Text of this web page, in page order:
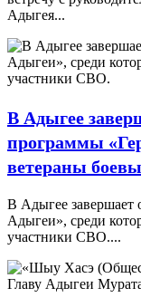
Адыгея...
В Адыгее
программы
ветераны
В Адыгее завершает
Адыгеи», среди
участники СВО....